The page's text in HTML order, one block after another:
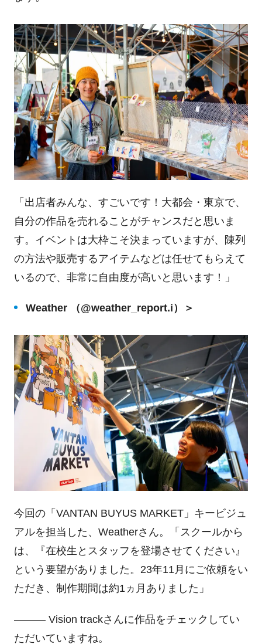
「出店者みんな、すごいです！大都会・東京で、
自分の作品を売れることがチャンスだと思いま
す。イベントは大枠こそ決まっていますが、陳列
の方法や販売するアイテムなどは任せてもらえて
いるので、非常に自由度が高いと思います！」
Weather （@weather_report.i）＞
今回の「VANTAN BUYUS MARKET」キービジュ
アルを担当した、Weatherさん。「スクールから
は、『在校生とスタッフを登場させてください』
という要望がありました。23年11月にご依頼をい
ただき、制作期間は約1ヵ月ありました」
――― Vision trackさんに作品をチェックしてい
ただいていますね。